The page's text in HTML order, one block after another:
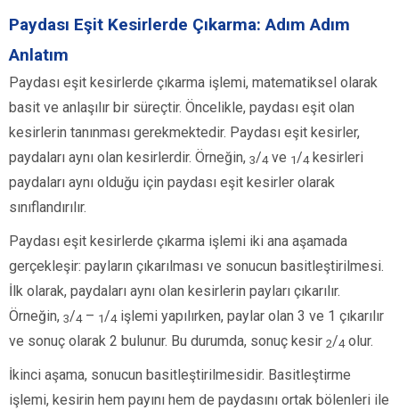
Paydası Eşit Kesirlerde Çıkarma: Adım Adım
Anlatım
Paydası eşit kesirlerde çıkarma işlemi, matematiksel olarak
basit ve anlaşılır bir süreçtir. Öncelikle, paydası eşit olan
kesirlerin tanınması gerekmektedir. Paydası eşit kesirler,
paydaları aynı olan kesirlerdir. Örneğin, 3/4ve 1/4kesirleri
paydaları aynı olduğu için paydası eşit kesirler olarak
sınıflandırılır.
Paydası eşit kesirlerde çıkarma işlemi iki ana aşamada
gerçekleşir: payların çıkarılması ve sonucun basitleştirilmesi.
İlk olarak, paydaları aynı olan kesirlerin payları çıkarılır.
Örneğin, 3/4– 1/4işlemi yapılırken, paylar olan 3 ve 1 çıkarılır
ve sonuç olarak 2 bulunur. Bu durumda, sonuç kesir 2/4olur.
İkinci aşama, sonucun basitleştirilmesidir. Basitleştirme
işlemi, kesirin hem payını hem de paydasını ortak bölenleri ile